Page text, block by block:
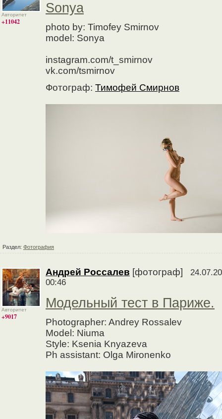
Авторитет
+11042
Sonya
photo by: Timofey Smirnov
model: Sonya
instagram.com/t_smirnov
vk.com/tsmirnov
Фотограф: Тимофей Смирнов
Раздел: Фотография
Авторитет
+9017
Андрей Россалев [фотограф]
00:46
Модельный тест в Париже.
Photographer: Andrey Rossalev
Model: Niuma
Style: Ksenia Knyazeva
Ph assistant: Olga Mironenko